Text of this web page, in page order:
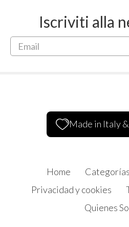
Iscriviti alla
Made in Italy
Home Categorías
Privacidad y cookies
Quienes